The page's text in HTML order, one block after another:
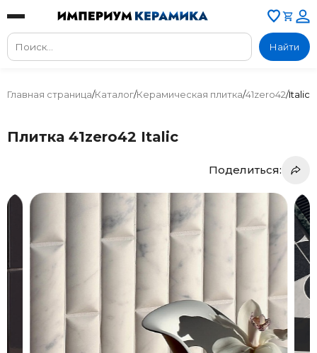
Найти
Главная страница/Каталог/Керамическая плитка/41zero42/Italic
Плитка 41zero42 Italic
Поделиться: